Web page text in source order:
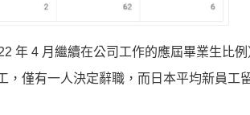
年 4 月繼續在公司工作的應屆畢業生比
，僅有一人決定辭職，而日本平均新員工